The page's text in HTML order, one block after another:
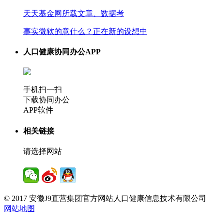
天天基金网所载文章、数据考
事实微软的意什么？正在新的设想中
人口健康协同办公APP
手机扫一扫
下载协同办公
APP软件
相关链接
请选择网站
© 2017 安徽J9直营集团官方网站人口健康信息技术有限公司
网站地图